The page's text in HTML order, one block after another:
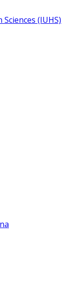
(IUHS)